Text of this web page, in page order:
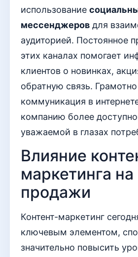
использование
мессенджеров для
аудиторией. Постоянное
этих каналах помогает
клиентов о новинках,
обратную связь.
коммуникация в
компанию более
уважаемой в глазах
Влияние
маркетинга на
продажи
Контент-маркетинг
ключевым элементом,
значительно повысить